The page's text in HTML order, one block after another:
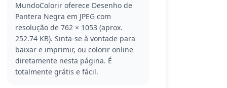
do universo Marvel, conhecido por sua
inteligência e habilidades de combate.
Esta versão mostra seu clássico traje de
vibranium. Se você é fã, também pode
gostar de colorir outros personagens
icônicos dos Vingadores.
MundoColorir oferece Desenho de
Pantera Negra em JPEG com
resolução de 762 × 1053 (aprox.
252.74 KB). Sinta-se à vontade para
baixar e imprimir, ou colorir online
diretamente nesta página. É
totalmente grátis e fácil.